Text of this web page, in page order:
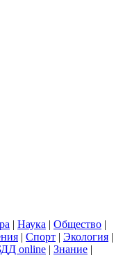
| Наука | Общество |
| Спорт | Экология |
online | Знание |